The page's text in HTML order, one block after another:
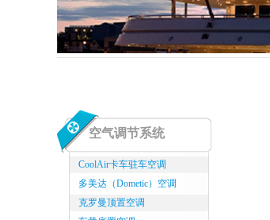
空气调节系统
CoolAir卡车驻车空调
多美达（Dometic）空调
克罗曼顶置空调